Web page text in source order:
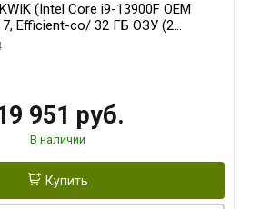
(Intel Core i9-13900F OEM
7, Efficient-co/ 32 ГБ ОЗУ (2
AERO OC 16GB GDDR7
951 руб.
В наличии
Купить